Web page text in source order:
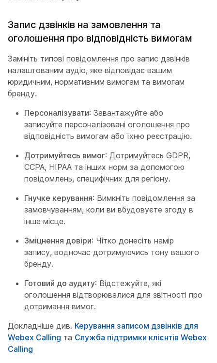
Запис дзвінків на замовлення та
оголошення про відповідність вимогам
Замініть типові повідомлення про запис дзвінків
налаштованим аудіо, яке відповідає вашим
юридичним, нормативним вимогам та вимогам
бренду.
Персоналізувати: Завантажуйте або
записуйте персоналізовані оголошення про
відповідність вимогам або їхню реєстрацію.
Дотримуйтесь вимог: Дотримуйтесь GDPR,
CCPA, HIPAA та інших норм за допомогою
повідомлень, специфічних для регіону.
Гнучке керування: Вимкніть повідомлення за
замовчуванням, коли ви вбудовуєте згоду в
інше місце.
Зміцнення довіри: Чітко донесіть намір
запису, водночас дотримуючись тону вашого
бренду.
Готовий до аудиту: Відстежуйте, які
оголошення відтворювалися для звітності про
дотримання вимог.
Докладніше див. Керування записом дзвінків для
Webex Calling та Служба підтримки клієнтів Webex
Calling